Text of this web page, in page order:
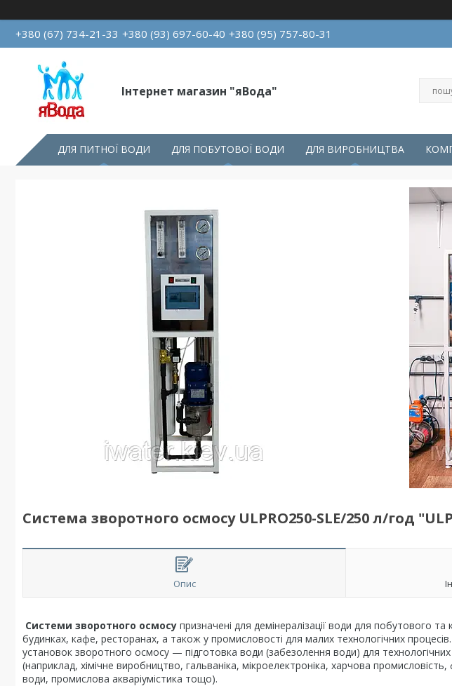
+380 (67) 734-21-33 +380 (93) 697-60-40 +380 (95) 757-80-31
Інтернет магазин "яВода"
ДЛЯ ПИТНОЇ ВОДИ ДЛЯ ПОБУТОВОЇ ВОДИ ДЛЯ ВИРОБНИЦТВА
Система зворотного осмосу ULPRO250-SLE/250 л/год
Опис
Системи зворотного осмосу призначені для демінералізації води для побутового
будинках, кафе, ресторанах, а також у промисловості для малих технологічних
установок зворотного осмосу — підготовка води (забезолення води) для технологічних
(наприклад, хімічне виробництво, гальваніка, мікроелектроніка, харчова
води, промислова акваріумістика тощо).